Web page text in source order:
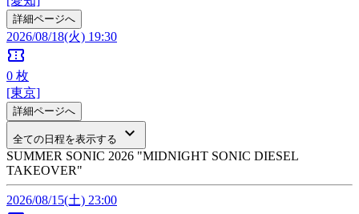
詳細ページへ
2026/08/18(火) 19:30
confirmation_number
0 枚
[東京]
詳細ページへ
全ての日程を表示する keyboard_arrow_down
SUMMER SONIC 2026 "MIDNIGHT SONIC DIESEL
TAKEOVER"
2026/08/15(土) 23:00